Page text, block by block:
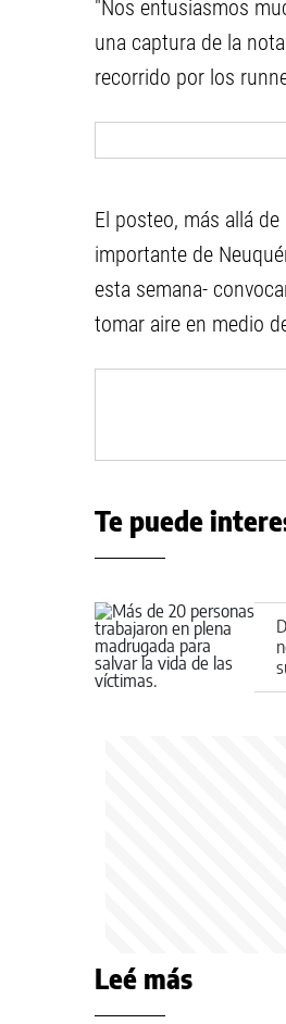
"Nos entusiasmos
una captura de la
recorrido por los
El posteo, más allá
importante de
esta semana-
tomar aire en medio
Te puede
Leé más